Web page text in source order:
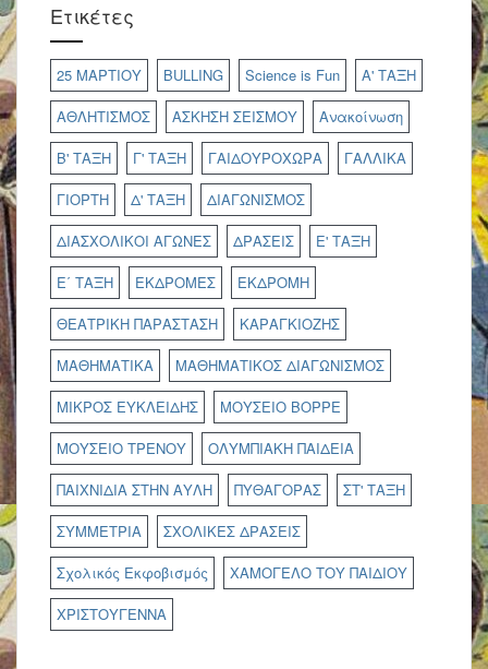
Ετικέτες
25 ΜΑΡΤΙΟΥ BULLING Science is Fun
Α' ΤΑΞΗ
ΑΘΛΗΤΙΣΜΟΣ
ΑΣΚΗΣΗ ΣΕΙΣΜΟΥ
Ανακοίνωση
Β' ΤΑΞΗ
Γ' ΤΑΞΗ ΓΑΙΔΟΥΡΟΧΩΡΑ
ΓΑΛΛΙΚΑ
ΓΙΟΡΤΗ
Δ' ΤΑΞΗ
ΔΙΑΓΩΝΙΣΜΟΣ
ΔΙΑΣΧΟΛΙΚΟΙ ΑΓΩΝΕΣ
ΔΡΑΣΕΙΣ
Ε' ΤΑΞΗ
Ε΄ ΤΑΞΗ
ΕΚΔΡΟΜΕΣ
ΕΚΔΡΟΜΗ
ΘΕΑΤΡΙΚΗ ΠΑΡΑΣΤΑΣΗ
ΚΑΡΑΓΚΙΟΖΗΣ
ΜΑΘΗΜΑΤΙΚΑ
ΜΑΘΗΜΑΤΙΚΟΣ ΔΙΑΓΩΝΙΣΜΟΣ
ΜΙΚΡΟΣ ΕΥΚΛΕΙΔΗΣ
ΜΟΥΣΕΙΟ ΒΟΡΡΕ
ΜΟΥΣΕΙΟ ΤΡΕΝΟΥ
ΟΛΥΜΠΙΑΚΗ ΠΑΙΔΕΙΑ
ΠΑΙΧΝΙΔΙΑ ΣΤΗΝ ΑΥΛΗ
ΠΥΘΑΓΟΡΑΣ
ΣΤ' ΤΑΞΗ
ΣΥΜΜΕΤΡΙΑ
ΣΧΟΛΙΚΕΣ ΔΡΑΣΕΙΣ
Σχολικός Εκφοβισμός
ΧΑΜΟΓΕΛΟ ΤΟΥ ΠΑΙΔΙΟΥ
ΧΡΙΣΤΟΥΓΕΝΝΑ